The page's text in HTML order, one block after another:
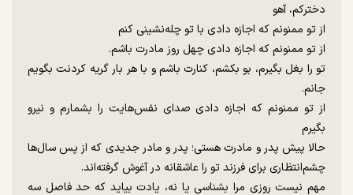
دخترکم، آهو
از تو ممنونم که اجازه دادی با تو چله‌نشینی کنم
از تو ممنونم که اجازه دادی چهل روز مادرت باشم.
تو را بغل بگیرم، بو بکشم، کنارت باشم و با هر بار گریه کردنت بگویم
جانم.
از تو ممنونم که اجازه دادی صدای نفس‌هایت را بشمارم و نیرو
بگیرم
حالا پیش پدر و مادرت هستی؛ پدر و مادر جدیدی که از پس سال‌ها
چشم‌انتظاری برای فرزند تو را عاشقانه در آغوش گرفته‌اند.
مهم نیست روزی مرا بشناسی یا نه، یادت بیاید که حد فاصل سه